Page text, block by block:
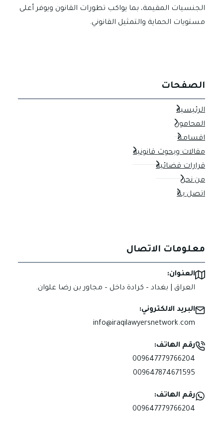
الجنسيات المقيمة، بما يواكب تطورات القانون ويوفر أعلى
مستويات الحماية والتمثيل القانوني.
الصفحات
الرئيسية
المحامون
اقسامنا
مقالات وبحوث قانونية
قرارات قضائية
من نحن
اتصل بنا
معلومات الاتصال
العنوان:
العراق | بغداد – كرادة داخل – مجاور بن رضا علوان.
البريد الالكتروني:
info@iraqilawyersnetwork.com
رقم الهاتف:
009647779766204
009647874671595
رقم الهاتف:
009647779766204